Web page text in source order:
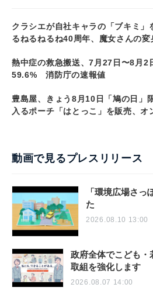
クラシエが自社キャラの「ブキミ
るねるねるね40周年、魔女さんの変
熱中症の救急搬送、7月27日〜8月
59.6% 消防庁の速報値
豊島屋、きょう8月10日「鳩の日
入るポーチ「はとっこ」を販売、オ
動画で見るプレスリリース
「環境広場さっ
た
2026.08.10 13:00
政府全体でこども・
取組を強化します
2026.08.07 14:00